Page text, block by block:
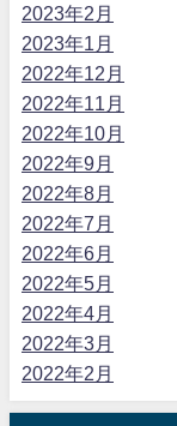
2023年2月
2023年1月
2022年12月
2022年11月
2022年10月
2022年9月
2022年8月
2022年7月
2022年6月
2022年5月
2022年4月
2022年3月
2022年2月